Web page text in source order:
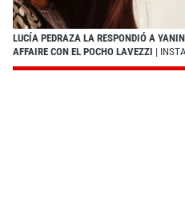
LUCÍA PEDRAZA LA RESPONDIÓ A
AFFAIRE CON EL POCHO LAVEZZI |